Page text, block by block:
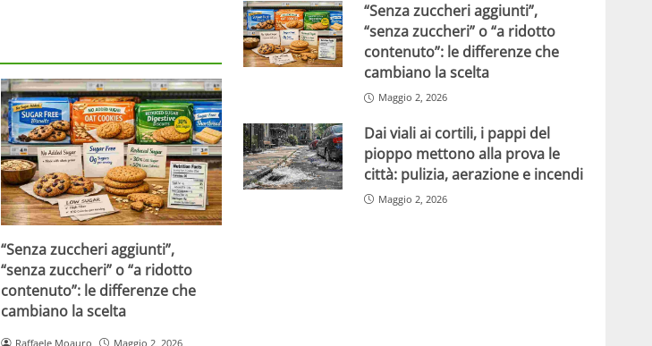
“Senza zuccheri aggiunti”,
“senza zuccheri” o “a ridotto
contenuto”: le differenze che
cambiano la scelta
Raffaele Moauro Maggio 2, 2026
“Senza zuccheri aggiunti”,
“senza zuccheri” o “a ridotto
contenuto”: le differenze che
cambiano la scelta
Maggio 2, 2026
Dai viali ai cortili, i pappi del
pioppo mettono alla prova le
città: pulizia, aerazione e incendi
Maggio 2, 2026